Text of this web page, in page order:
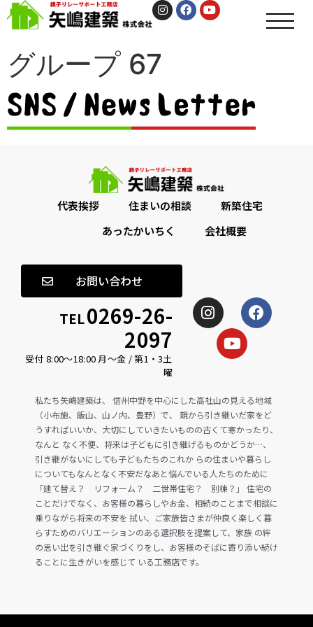
グループ 67
代表挨拶 住まいの相談
新築住宅
あったかいちく
会社概要
お問い合わせ
TEL0269-26-
2097
受付 8:00〜18:00 月〜金 / 第1・3土
曜
私たち矢嶋建築は、 信州中野を中心にした高社山の見える地域
（小布施、飯山、山ノ内、豊野）で、 親から引き継いだ家をど
うすればいいか、大切にしていきたいものの古くて寒かったり、
なんと なく不便、将来は子どもに引き継げるものかどうか…、
引き継がないにしても子どもたちのこれか らの住まいや暮らし
についてもなんとなく不安だなあと悩んでいる人たちのために
「建て替え？ リフォーム？ 二世帯住宅？ 別棟？」 住宅の
ことだけでなく、お客様の暮らしやお金、相続のことまで相談に
乗りながら将来の不安を 拭い、ご家族皆さまが仲良く楽しく暮
らすためのバリエーションのある選択肢を提案して、家族 の絆
の思い出を引き継ぐ家づくりをし、お客様のそばに寄り添い続け
ることに生きがいを感じて いる工務店です。